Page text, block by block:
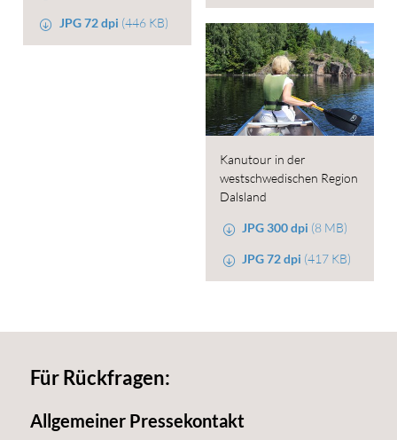
JPG 72 dpi (446 KB)
Kanutour in der
westschwedischen Region
Dalsland
JPG 300 dpi (8 MB)
JPG 72 dpi (417 KB)
Für Rückfragen:
Allgemeiner Pressekontakt